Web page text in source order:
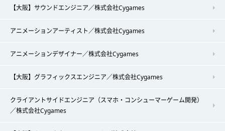
【大阪】サウンドエンジニア／株式会社Cygames
アニメーションアーティスト／株式会社Cygames
アニメーションデザイナー／株式会社Cygames
【大阪】グラフィックスエンジニア／株式会社Cygames
クライアントサイドエンジニア（スマホ・コンシューマーゲーム開発）
／株式会社Cygames